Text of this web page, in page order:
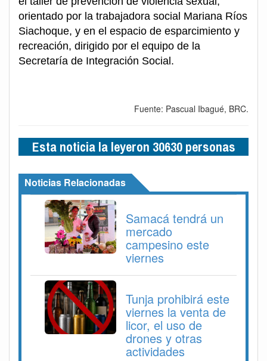
orientado por la trabajadora social Mariana Ríos
Siachoque, y en el espacio de esparcimiento y
recreación, dirigido por el equipo de la
Secretaría de Integración Social.
Fuente: Pascual Ibagué, BRC.
Esta noticia la leyeron 30630 personas
Noticias Relacionadas
Samacá tendrá un
mercado
campesino este
viernes
Tunja prohibirá este
viernes la venta de
licor, el uso de
drones y otras
actividades